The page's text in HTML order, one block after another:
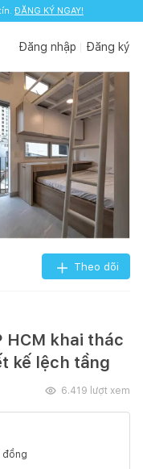
ĐĂNG KÝ NGAY!
Đăng nhập Đăng ký
Theo dõi
HCM khai thác
kế lệch tầng
6.419 lượt xem
đồng